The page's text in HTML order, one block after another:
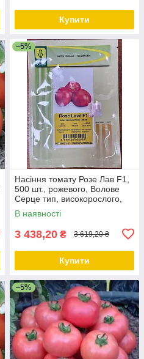
Купити
–5%
Насіння томату Розе Лав F1,
500 шт., рожевого, Волове
Серце тип, високорослого,
Leda
В наявності
3 438,20 ₴ 3 619,20 ₴
Купити
–5%